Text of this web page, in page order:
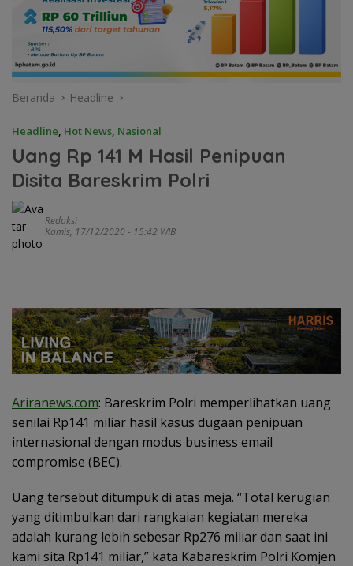
Beranda Headline
Headline, Hot News, Nasional
Uang Rp 141 M Hasil Penipuan
Disita Bareskrim Polri
Redaksi
Kamis, 17/12/2020 - 15:42 WIB
Ariranews.com: Bareskrim Polri memperlihatkan uang
senilai Rp141 miliar hasil kasus dugaan penipuan
internasional dengan modus business email
compromise (BEC).
Uang tersebut ditumpuk di atas meja. “Total kerugian
yang ditimbulkan dari rangkaian kegiatan mereka
adalah kurang lebih sebesar Rp276 miliar dan saat ini
kami sita Rp141 miliar,” kata Kabareskrim Polri Komjen